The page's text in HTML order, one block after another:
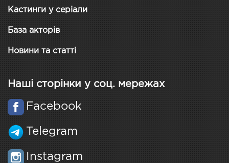
Кастинги у серіали
База акторів
Новини та статті
Наші сторінки у соц. мережах
Facebook
Telegram
Instagram